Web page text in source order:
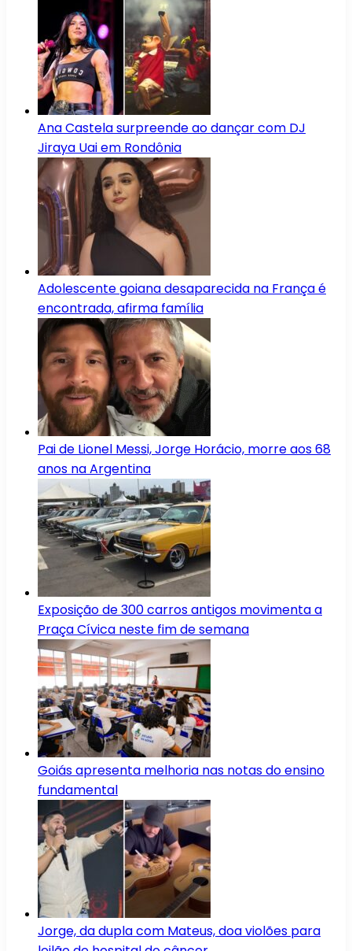
Ana Castela surpreende ao dançar com DJ
Jiraya Uai em Rondônia
Adolescente goiana desaparecida na França é
encontrada, afirma família
Pai de Lionel Messi, Jorge Horácio, morre aos 68
anos na Argentina
Exposição de 300 carros antigos movimenta a
Praça Cívica neste fim de semana
Goiás apresenta melhoria nas notas do ensino
fundamental
Jorge, da dupla com Mateus, doa violões para